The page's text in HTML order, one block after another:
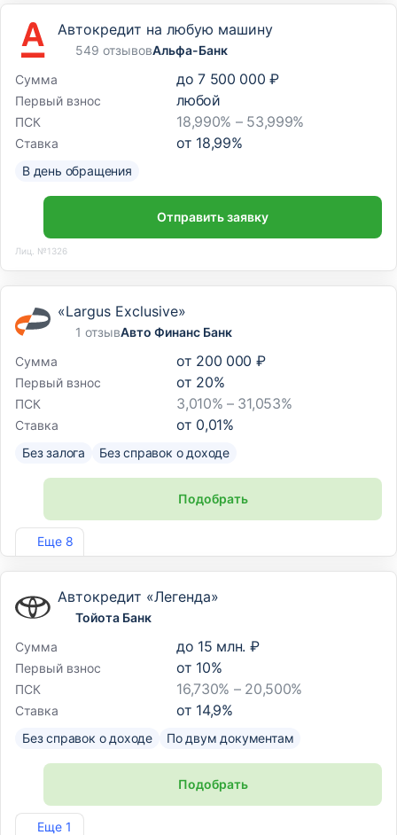
Автокредит на любую машину
549 отзывовАльфа-Банк
Сумма
до 7 500 000 ₽
Первый взнос любой
ПСК 18,990% – 53,999%
Ставка от 18,99%
В день обращения
Отправить заявку
Лиц. №1326
Еще 8
«Largus Exclusive»
1 отзывАвто Финанс Банк
Сумма
от 200 000 ₽
Первый взнос от 20%
ПСК 3,010% – 31,053%
Ставка от 0,01%
Без залога Без справок о доходе
Подобрать
Лиц. №170
Еще 1
Автокредит «Легенда»
Тойота Банк
Сумма
до 15 млн. ₽
Первый взнос от 10%
ПСК 16,730% – 20,500%
Ставка от 14,9%
Без справок о доходе По двум документам
Подобрать
Лиц. №3470